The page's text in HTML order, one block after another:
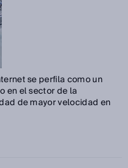
se perfila como un
en el sector de la
de mayor velocidad en